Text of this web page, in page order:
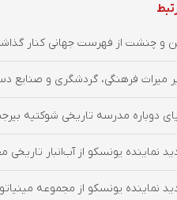
و چنشت از فهرست جهانی کنار
میراث فرهنگی، گردشگری و صنایع
دوباره مدرسه تاریخی شوکتیه
نماینده یونسکو از آب‌انبار
نماینده یونسکو از مجموعه